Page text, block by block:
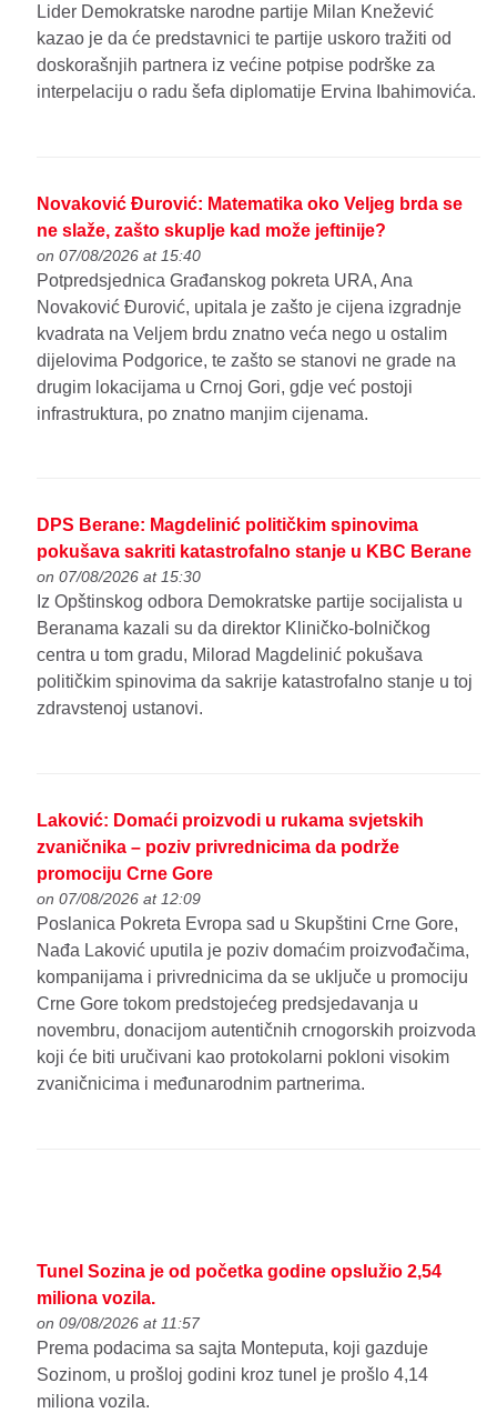
Lider Demokratske narodne partije Milan Knežević
kazao je da će predstavnici te partije uskoro tražiti od
doskorašnjih partnera iz većine potpise podrške za
interpelaciju o radu šefa diplomatije Ervina Ibahimovića.
Novaković Đurović: Matematika oko Veljeg brda se
ne slaže, zašto skuplje kad može jeftinije?
on 07/08/2026 at 15:40
Potpredsjednica Građanskog pokreta URA, Ana
Novaković Đurović, upitala je zašto je cijena izgradnje
kvadrata na Veljem brdu znatno veća nego u ostalim
dijelovima Podgorice, te zašto se stanovi ne grade na
drugim lokacijama u Crnoj Gori, gdje već postoji
infrastruktura, po znatno manjim cijenama.
DPS Berane: Magdelinić političkim spinovima
pokušava sakriti katastrofalno stanje u KBC Berane
on 07/08/2026 at 15:30
Iz Opštinskog odbora Demokratske partije socijalista u
Beranama kazali su da direktor Kliničko-bolničkog
centra u tom gradu, Milorad Magdelinić pokušava
političkim spinovima da sakrije katastrofalno stanje u toj
zdravstenoj ustanovi.
Laković: Domaći proizvodi u rukama svjetskih
zvaničnika – poziv privrednicima da podrže
promociju Crne Gore
on 07/08/2026 at 12:09
Poslanica Pokreta Evropa sad u Skupštini Crne Gore,
Nađa Laković uputila je poziv domaćim proizvođačima,
kompanijama i privrednicima da se uključe u promociju
Crne Gore tokom predstojećeg predsjedavanja u
novembru, donacijom autentičnih crnogorskih proizvoda
koji će biti uručivani kao protokolarni pokloni visokim
zvaničnicima i međunarodnim partnerima.
Tunel Sozina je od početka godine opslužio 2,54
miliona vozila.
on 09/08/2026 at 11:57
Prema podacima sa sajta Monteputa, koji gazduje
Sozinom, u prošloj godini kroz tunel je prošlo 4,14
miliona vozila.